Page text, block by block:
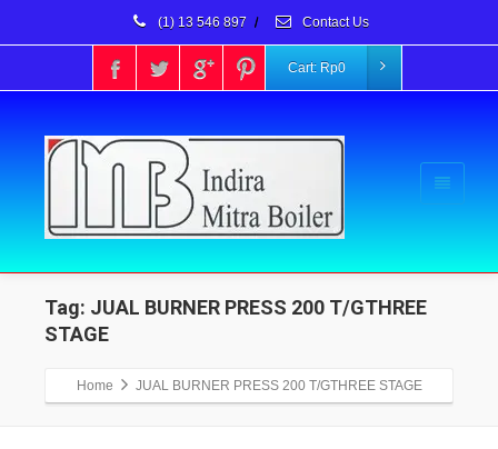
(1) 13 546 897 / Contact Us
Cart: Rp0
Tag: JUAL BURNER PRESS 200 T/GTHREE
STAGE
Home JUAL BURNER PRESS 200 T/GTHREE STAGE